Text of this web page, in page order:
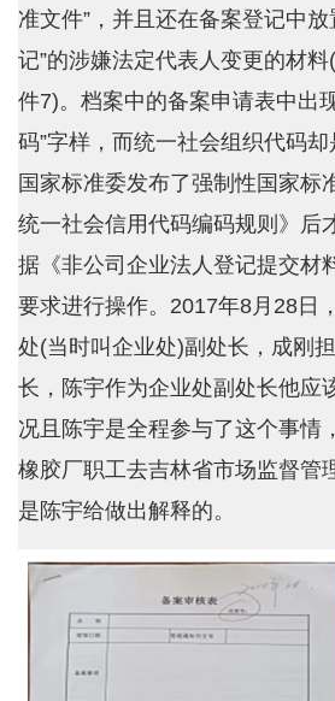
准文件”，并且还在备案登记中放
记”的涉嫌法定代表人变更的材
件7)。档案中的备案申请表中出
码”字样，而统一社会组织代码
国家标准委发布了强制性国家标
统一社会信用代码编码规则》后
据《非公司企业法人登记提交材
要求进行操作。2017年8月28日
处(当时叫企业处)副处长，成刚
长，陈宇作为企业处副处长他应
况且陈宇是全程参与了这个事情
橡胶厂职工去吉林省市场监督管
是陈宇给做出解释的。